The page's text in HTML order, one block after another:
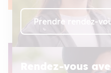
Prendre rendez-
Rendez-vous